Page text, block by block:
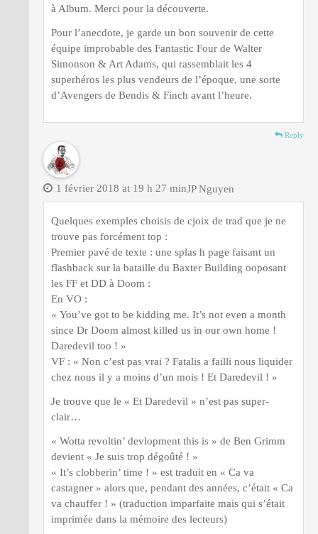
à Album. Merci pour la découverte.
Pour l’anecdote, je garde un bon souvenir de cette
équipe improbable des Fantastic Four de Walter
Simonson & Art Adams, qui rassemblait les 4
superhéros les plus vendeurs de l’époque, une sorte
d’Avengers de Bendis & Finch avant l’heure.
Reply
JP Nguyen
1 février 2018 at 19 h 27 min
Quelques exemples choisis de cjoix de trad que je ne
trouve pas forcément top :
Premier pavé de texte : une splas h page faisant un
flashback sur la bataille du Baxter Building ooposant
les FF et DD à Doom :
En VO :
« You’ve got to be kidding me. It’s not even a month
since Dr Doom almost killed us in our own home !
Daredevil too ! »
VF : « Non c’est pas vrai ? Fatalis a failli nous liquider
chez nous il y a moins d’un mois ! Et Daredevil ! »
Je trouve que le « Et Daredevil » n’est pas super-
clair…
« Wotta revoltin’ devlopment this is » de Ben Grimm
devient « Je suis trop dégoûté ! »
« It’s clobberin’ time ! » est traduit en « Ca va
castagner » alors que, pendant des années, c’était « Ca
va chauffer ! » (traduction imparfaite mais qui s’était
imprimée dans la mémoire des lecteurs)